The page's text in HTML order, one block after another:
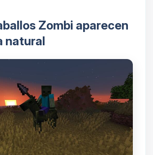
Zombi aparecen
natural